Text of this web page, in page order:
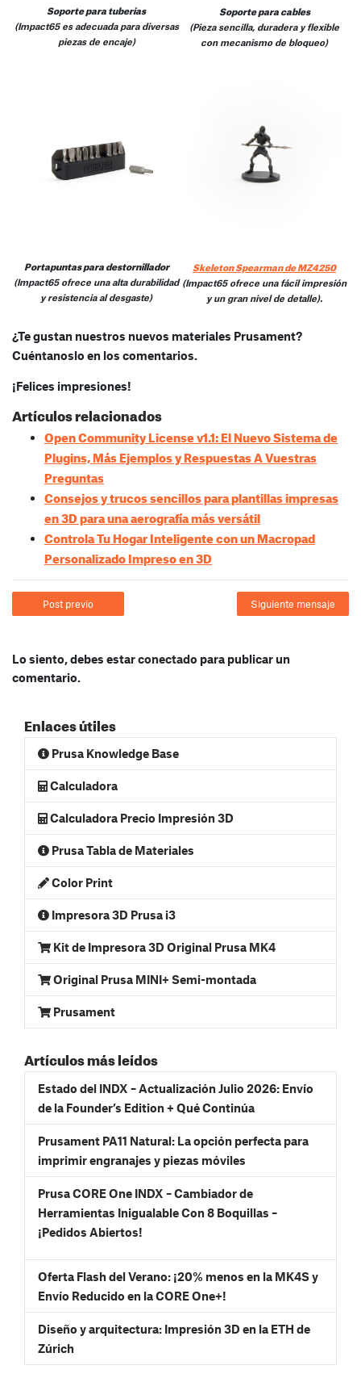
Soporte para tuberías
(Impact65 es adecuada para diversas
piezas de encaje)
Soporte para cables
(Pieza sencilla, duradera y flexible
con mecanismo de bloqueo)
Portapuntas para destornillador
(Impact65 ofrece una alta durabilidad
y resistencia al desgaste)
Skeleton Spearman de MZ4250
(Impact65 ofrece una fácil impresión
y un gran nivel de detalle).
¿Te gustan nuestros nuevos materiales Prusament?
Cuéntanoslo en los comentarios.
¡Felices impresiones!
Artículos relacionados
Open Community License v1.1: El Nuevo Sistema de
Plugins, Más Ejemplos y Respuestas A Vuestras
Preguntas
Consejos y trucos sencillos para plantillas impresas
en 3D para una aerografía más versátil
Controla Tu Hogar Inteligente con un Macropad
Personalizado Impreso en 3D
Post previo Siguiente mensaje
Lo siento, debes estarconectado para publicar un
comentario.
Enlaces útiles
Prusa Knowledge Base
Calculadora
Calculadora Precio Impresión 3D
Prusa Tabla de Materiales
Color Print
Impresora 3D Prusa i3
Kit de Impresora 3D Original Prusa MK4
Original Prusa MINI+ Semi-montada
Prusament
Artículos más leídos
Estado del INDX – Actualización Julio 2026: Envío
de la Founder’s Edition + Qué Continúa
Prusament PA11 Natural: La opción perfecta para
imprimir engranajes y piezas móviles
Prusa CORE One INDX – Cambiador de
Herramientas Inigualable Con 8 Boquillas –
¡Pedidos Abiertos!
Oferta Flash del Verano: ¡20% menos en la MK4S y
Envío Reducido en la CORE One+!
Diseño y arquitectura: Impresión 3D en la ETH de
Zúrich